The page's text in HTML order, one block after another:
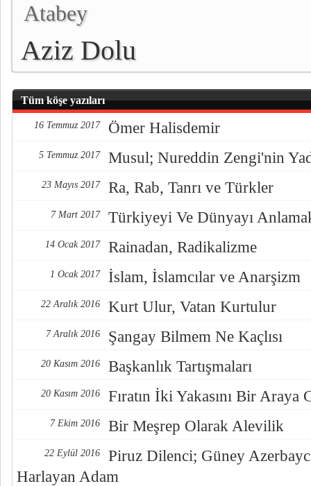
Atabey
Aziz Dolu
Tüm köşe yazıları
16 Temmuz 2017 Ömer Halisdemir
5 Temmuz 2017 Musul; Nureddin Zengi'nin
23 Mayıs 2017 Ra, Rab, Tanrı ve Türkler
7 Mart 2017 Türkiyeyi Ve Dünyayı
14 Ocak 2017 Rainadan, Radikalizme
1 Ocak 2017 İslam, İslamcılar ve Anarşizm
22 Aralık 2016 Kurt Ulur, Vatan Kurtulur
7 Aralık 2016 Şangay Bilmem Ne Kaçlısı
20 Kasım 2016 Başkanlık Tartışmaları
20 Kasım 2016 Fıratın İki Yakasını Bir Araya
7 Ekim 2016 Bir Meşrep Olarak Alevilik
22 Eylül 2016
Piruz Dilenci; Güney
Harlayan Adam